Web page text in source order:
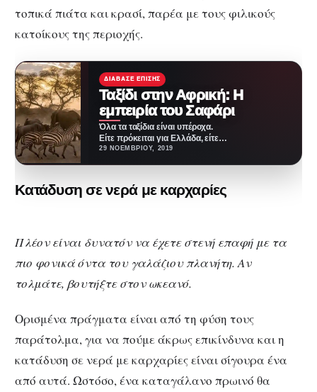
τοπικά πιάτα και κρασί, παρέα με τους φιλικούς
κατοίκους της περιοχής.
ΔΙΆΒΑΣΕ ΕΠΊΣΗΣ
Ταξίδι στην Αφρική: Η
εμπειρία του Σαφάρι
Όλα τα ταξίδια είναι υπέροχα.
Είτε πρόκειται για Ελλάδα, είτε
για εξωτερικό. Όταν όμως
29 ΝΟΕΜΒΡΊΟΥ, 2019
Κατάδυση σε νερά με καρχαρίες
Πλέον είναι δυνατόν να έχετε στενή επαφή με τα
πιο φονικά όντα του γαλάζιου πλανήτη. Αν
τολμάτε, βουτήξτε στον ωκεανό.
Ορισμένα πράγματα είναι από τη φύση τους
παράτολμα, για να πούμε άκρως επικίνδυνα και η
κατάδυση σε νερά με καρχαρίες είναι σίγουρα ένα
από αυτά. Ωστόσο, ένα καταγάλανο πρωινό θα